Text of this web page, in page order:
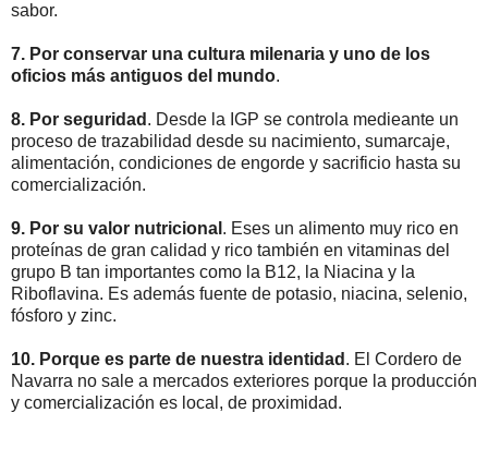
sabor.
7. Por conservar una cultura milenaria y uno de los
oficios más antiguos del mundo.
8. Por seguridad . Desde la IGP se controla medieante un
proceso de trazabilidad desde su nacimiento, sumarcaje,
alimentación, condiciones de engorde y sacrificio hasta su
comercialización.
9. Por su valor nutricional . Eses un alimento muy rico en
proteínas de gran calidad y rico también en vitaminas del
grupo B tan importantes como la B12, la Niacina y la
Riboflavina. Es además fuente de potasio, niacina, selenio,
fósforo y zinc.
10. Porque es parte de nuestra identidad . El Cordero de
Navarra no sale a mercados exteriores porque la producción
y comercialización es local, de proximidad.